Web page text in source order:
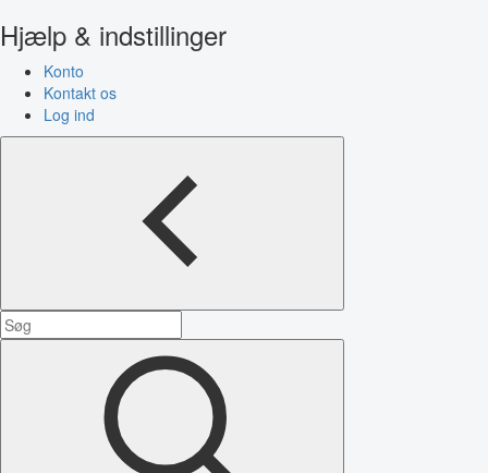
Hjælp & indstillinger
Konto
Kontakt os
Log ind